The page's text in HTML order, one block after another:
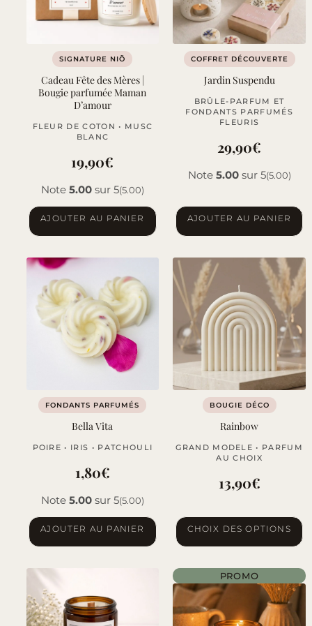
SIGNATURE NIÕ
Cadeau Fête des Mères |
Bougie parfumée Maman
D’amour
FLEUR DE COTON • MUSC
BLANC
19,90€
Note 5.00sur 5(5.00)
AJOUTER AU PANIER
COFFRET DÉCOUVERTE
Jardin Suspendu
BRÛLE-PARFUM ET
FONDANTS PARFUMÉS
FLEURIS
29,90€
Note 5.00sur 5(5.00)
AJOUTER AU PANIER
FONDANTS PARFUMÉS
Bella Vita
POIRE • IRIS • PATCHOULI
1,80€
Note 5.00sur 5(5.00)
AJOUTER AU PANIER
BOUGIE DÉCO
Rainbow
GRAND MODELE • PARFUM
AU CHOIX
13,90€
CHOIX DES OPTIONS
Ce
plusieurs
variations.
Les
PROMO